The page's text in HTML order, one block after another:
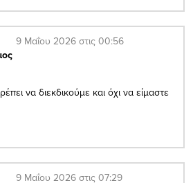
9 Μαΐου 2026 στις 00:56
να διεκδικούμε και όχι να είμαστε
9 Μαΐου 2026 στις 07:29